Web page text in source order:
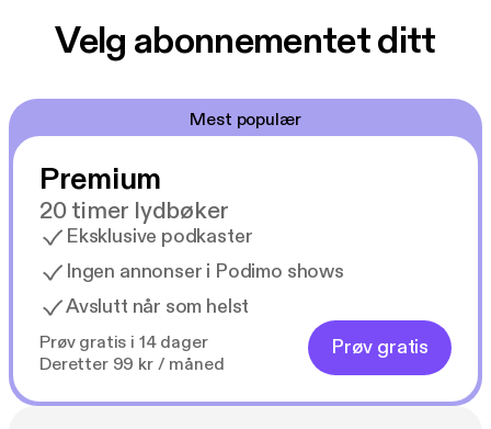
Velg abonnementet ditt
Mest populær
Premium
20 timer lydbøker
Eksklusive podkaster
Ingen annonser i Podimo shows
Avslutt når som helst
Prøv gratis i 14 dager
Deretter 99 kr / måned
Prøv gratis